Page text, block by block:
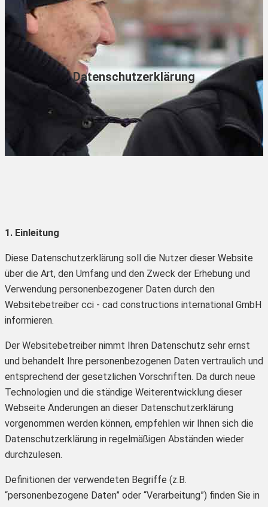
Datenschutzerklärung
1. Einleitung
Diese Datenschutzerklärung soll die Nutzer dieser Website
über die Art, den Umfang und den Zweck der Erhebung und
Verwendung personenbezogener Daten durch den
Websitebetreiber cci - cad constructions international GmbH
informieren.
Der Websitebetreiber nimmt Ihren Datenschutz sehr ernst
und behandelt Ihre personenbezogenen Daten vertraulich und
entsprechend der gesetzlichen Vorschriften. Da durch neue
Technologien und die ständige Weiterentwicklung dieser
Webseite Änderungen an dieser Datenschutzerklärung
vorgenommen werden können, empfehlen wir Ihnen sich die
Datenschutzerklärung in regelmäßigen Abständen wieder
durchzulesen.
Definitionen der verwendeten Begriffe (z.B.
“personenbezogene Daten” oder “Verarbeitung”) finden Sie in